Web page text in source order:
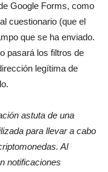
Google Forms, como
cuestionario (que el
que se ha enviado.
pasará los filtros de
legítima de
astuta de una
para llevar a cabo
Al
notificaciones